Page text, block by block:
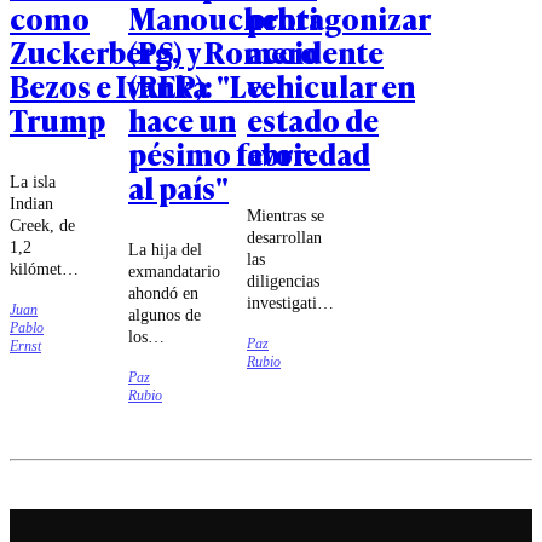
como
Zuckerberg,
Bezos e Ivanka
Trump
La isla
Indian
Creek, de
1,2
kilómetros
cuenta con
apenas 41
viviendas,
Juan
Pablo
Ernst
Manouchehri
(PS) y Romero
(REP): "Le
hace un
pésimo favor
al país"
La hija del
exmandatario
ahondó en
algunos de
los
del
Congreso.
Paz
Rubio
protagonizar
accidente
vehicular en
estado de
ebriedad
Mientras se
desarrollan
las
diligencias
investigativas
siniestro vial,
el
Paz
Rubio